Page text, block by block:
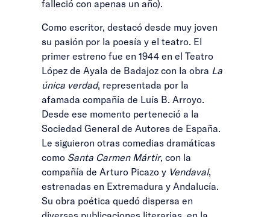
falleció con apenas un año).
Como escritor, destacó desde muy joven
su pasión por la poesía y el teatro. El
primer estreno fue en 1944 en el Teatro
López de Ayala de Badajoz con la obra La
única verdad, representada por la
afamada compañía de Luís B. Arroyo.
Desde ese momento perteneció a la
Sociedad General de Autores de España.
Le siguieron otras comedias dramáticas
como Santa Carmen Mártir, con la
compañía de Arturo Picazo y Vendaval,
estrenadas en Extremadura y Andalucía.
Su obra poética quedó dispersa en